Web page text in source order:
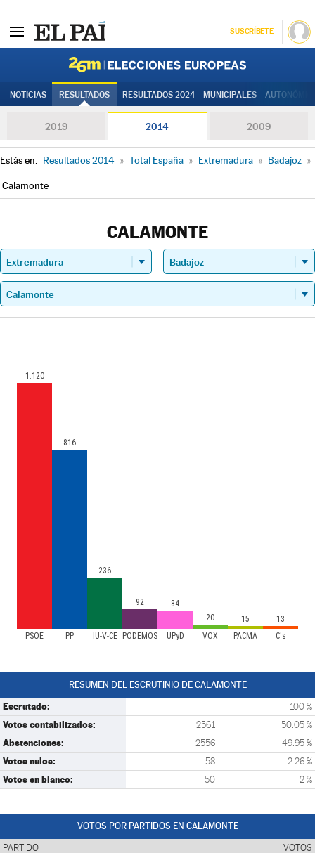
SUSCRÍBETE
NOTICIAS RESULTADOS RESULTADOS 2024 MUNICIPALES
2019 2014 2009
Estás en: Resultados 2014 » Total España » Extremadura » Badajoz »
Calamonte
CALAMONTE
PSOE PP IU-V-CE PODEMOS UPyD VOX PACMA C's
1.120
816
236
92
84
20
15 13
RESUMEN DEL ESCRUTINIO DE CALAMONTE
Escrutado: 100 %
Votos contabilizados: 2561 50.05 %
Abstenciones: 2556 49.95 %
Votos nulos: 58 2.26 %
Votos en blanco: 50 2 %
VOTOS POR PARTIDOS EN CALAMONTE
PARTIDO VOTOS